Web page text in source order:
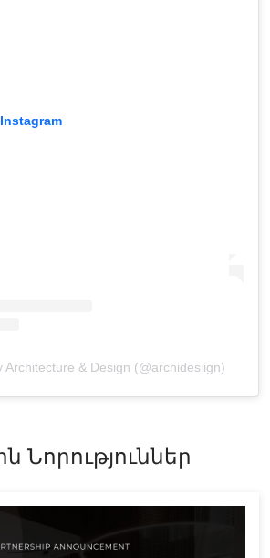
Architecture & Design (@archidesiign)
Նորություններ